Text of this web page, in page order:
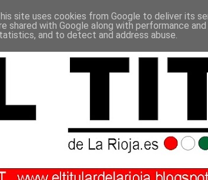
site uses cookies from Google to deliver its
shared with Google along with performance
and to detect and address abuse.